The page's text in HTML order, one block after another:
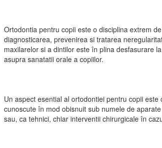
Ortodontia pentru copii este o disciplina extrem
diagnosticarea, prevenirea si tratarea
maxilarelor si a dintilor este în plina desfasurare
asupra sanatatii orale a copiilor.
Un aspect esential al ortodontiei pentru copii
cunoscute în mod obisnuit sub numele de
sau, ca tehnici, chiar interventii chirurgicale în